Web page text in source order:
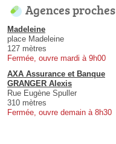
Agences proches
Madeleine
place Madeleine
127 mètres
Fermée, ouvre mardi à 9h00
AXA Assurance et Banque
GRANGER Alexis
Rue Eugène Spuller
310 mètres
Fermée, ouvre demain à 8h30